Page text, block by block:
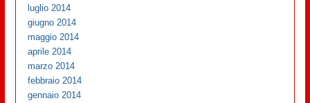
luglio 2014
giugno 2014
maggio 2014
aprile 2014
marzo 2014
febbraio 2014
gennaio 2014